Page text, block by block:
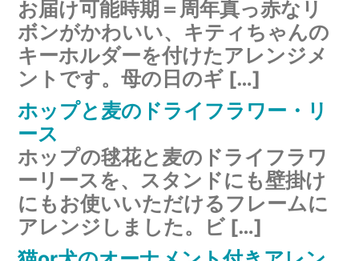
お届け可能時期＝周年真っ赤なリ
ボンがかわいい、キティちゃんの
キーホルダーを付けたアレンジメ
ントです。母の日のギ […]
ホップと麦のドライフラワー・リ
ース
ホップの毬花と麦のドライフラワ
ーリースを、スタンドにも壁掛け
にもお使いいただけるフレームに
アレンジしました。ビ […]